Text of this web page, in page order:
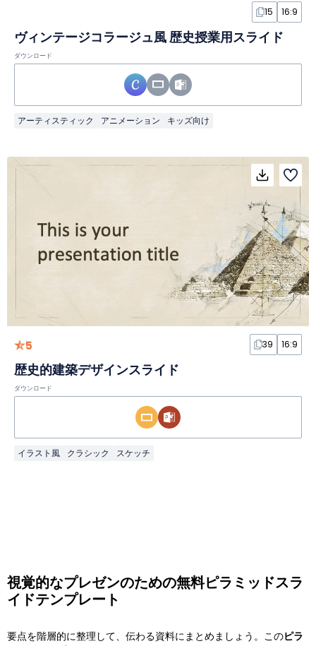
15 16:9
ヴィンテージコラージュ風 歴史授業用スライド
ダウンロード
アーティスティック アニメーション キッズ向け
5 39 16:9
歴史的建築デザインスライド
ダウンロード
イラスト風 クラシック スケッチ
視覚的なプレゼンのための無料ピラミッドスラ
イドテンプレート
要点を階層的に整理して、伝わる資料にまとめましょう。このピラ